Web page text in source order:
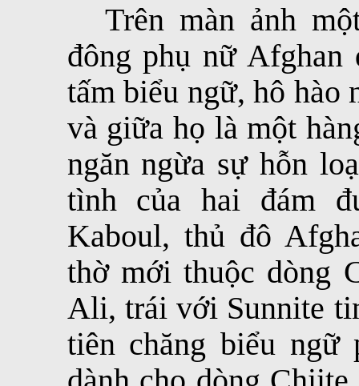
Trên màn ảnh
đông phụ nữ
tấm biểu ngữ, hô hào
và giữa họ là một
ngăn ngừa sự hỗn
tình của hai đám
Kaboul, thủ đô
thờ mới thuộc dòng
Ali, trái với Sunnite
tiên chăng biểu ngữ